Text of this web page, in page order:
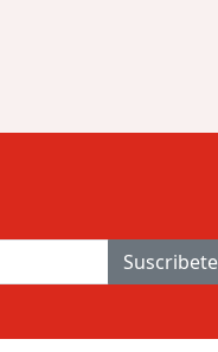
Suscribete